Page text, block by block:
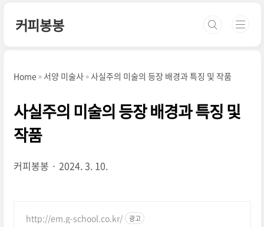
커피봉봉
Home 서양 미술사 사실주의 미술의 등장 배경과 특징 및 작품
사실주의 미술의 등장 배경과 특징 및
작품
커피봉봉 2024. 3. 10.
http://em.g-school.co.kr/ 광고